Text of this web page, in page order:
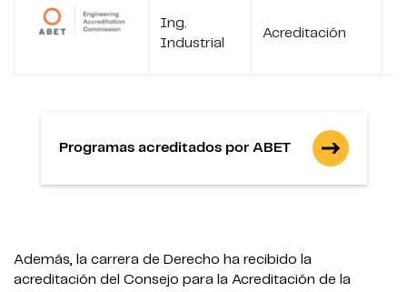
Ing.
Industrial
Acreditación
Programas acreditados por ABET
Además, la carrera de Derecho ha recibido la
acreditación del Consejo para la Acreditación de la